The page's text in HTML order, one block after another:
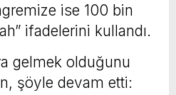
ise 100 bin
ifadelerini kullandı.
gelmek olduğunu
şöyle devam etti: